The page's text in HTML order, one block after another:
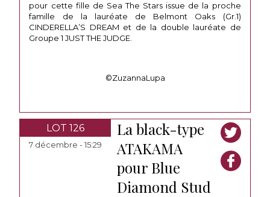
pour cette fille de Sea The Stars issue de la proche
famille de la lauréate de Belmont Oaks (Gr.1)
CINDERELLA’S DREAM et de la double lauréate de
Groupe 1 JUST THE JUDGE.
©ZuzannaLupa
LOT 126
7 décembre - 15:29
La black-type
ATAKAMA
pour Blue
Diamond Stud